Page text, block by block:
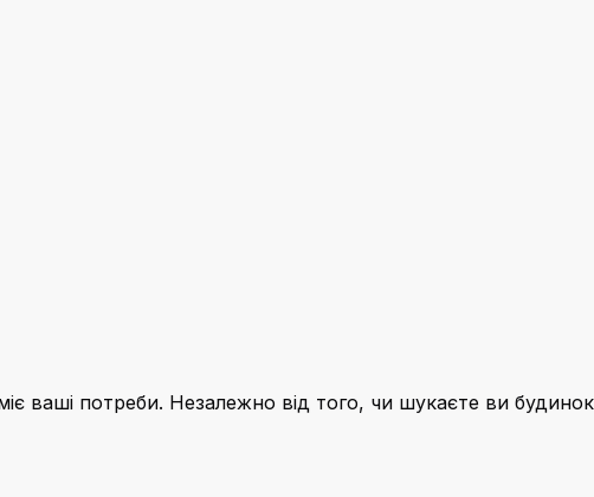
потреби. Незалежно від того, чи шукаєте ви будинок